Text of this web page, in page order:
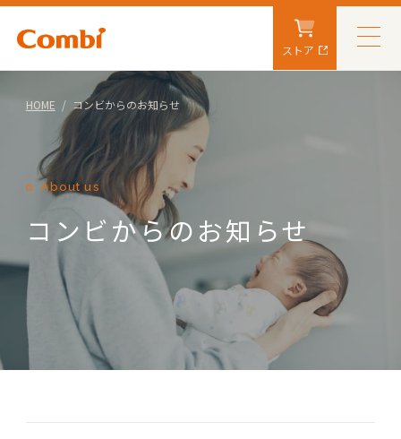
ストア
HOME コンビからのお知らせ
About us
コンビからのお知らせ